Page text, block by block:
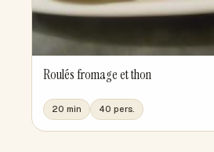
Roulés fromage et thon
20 min 40 pers.